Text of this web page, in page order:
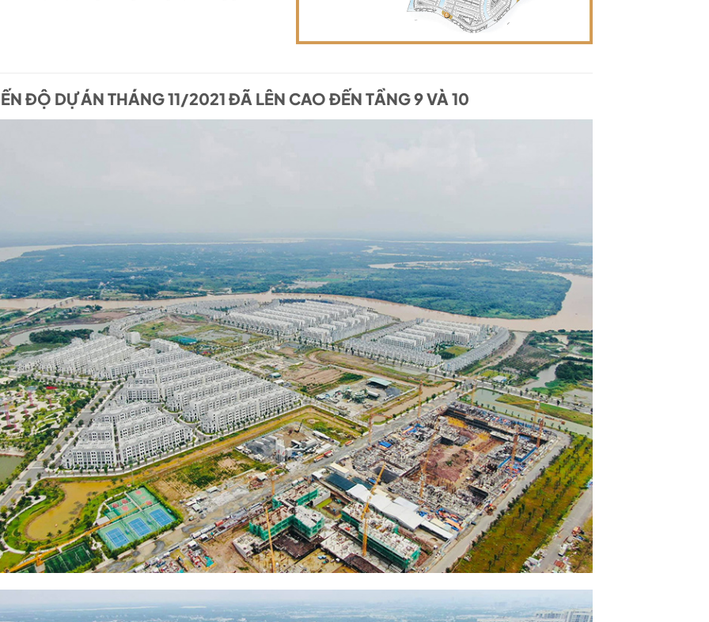
ĐỘ DỰ ÁN THÁNG 11/2021 ĐÃ LÊN CAO ĐẾN TẦNG 9 VÀ 10